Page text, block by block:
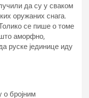
да су у сваком
оружаних снага.
се пише о томе
аморфно,
руске јединице иду
о бројним